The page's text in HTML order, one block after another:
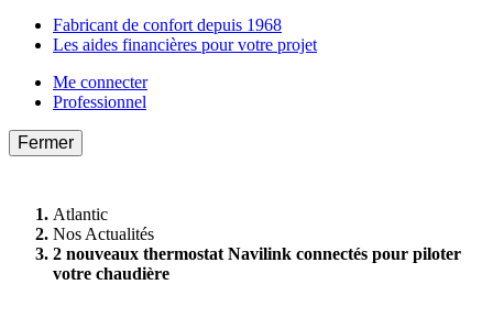
Fabricant de confort depuis 1968
Les aides financières pour votre projet
Me connecter
Professionnel
Fermer
Atlantic
Nos Actualités
2 nouveaux thermostat Navilink connectés pour piloter
votre chaudière